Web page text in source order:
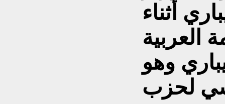
أثناء
العربية
وهو
لحزب